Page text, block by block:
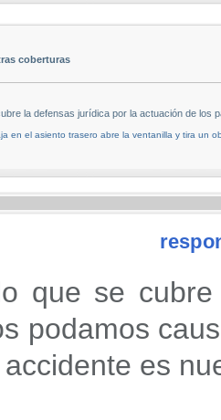
coberturas
la defensas jurídica por la actuación de
en el asiento trasero abre la ventanilla y tira un
que se
podamos
es